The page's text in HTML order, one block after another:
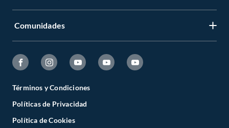
Comunidades
Términos y Condiciones
Políticas de Privacidad
Política de Cookies